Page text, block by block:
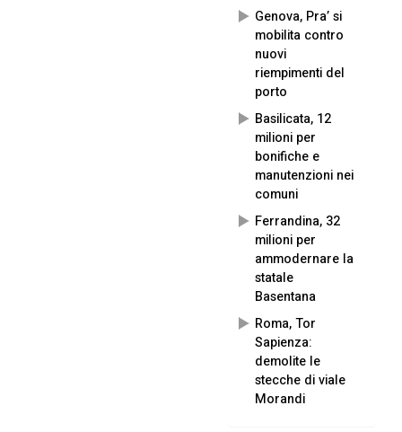
Genova, Pra’ si
mobilita contro
nuovi
riempimenti del
porto
Basilicata, 12
milioni per
bonifiche e
manutenzioni nei
comuni
Ferrandina, 32
milioni per
ammodernare la
statale
Basentana
Roma, Tor
Sapienza:
demolite le
stecche di viale
Morandi